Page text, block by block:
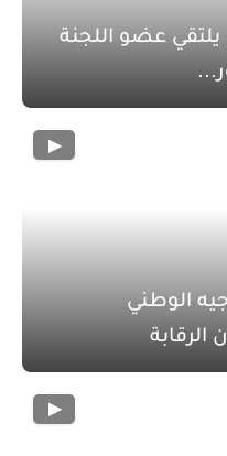
يلتقي عضو اللجنة
الوطني
الرقابة